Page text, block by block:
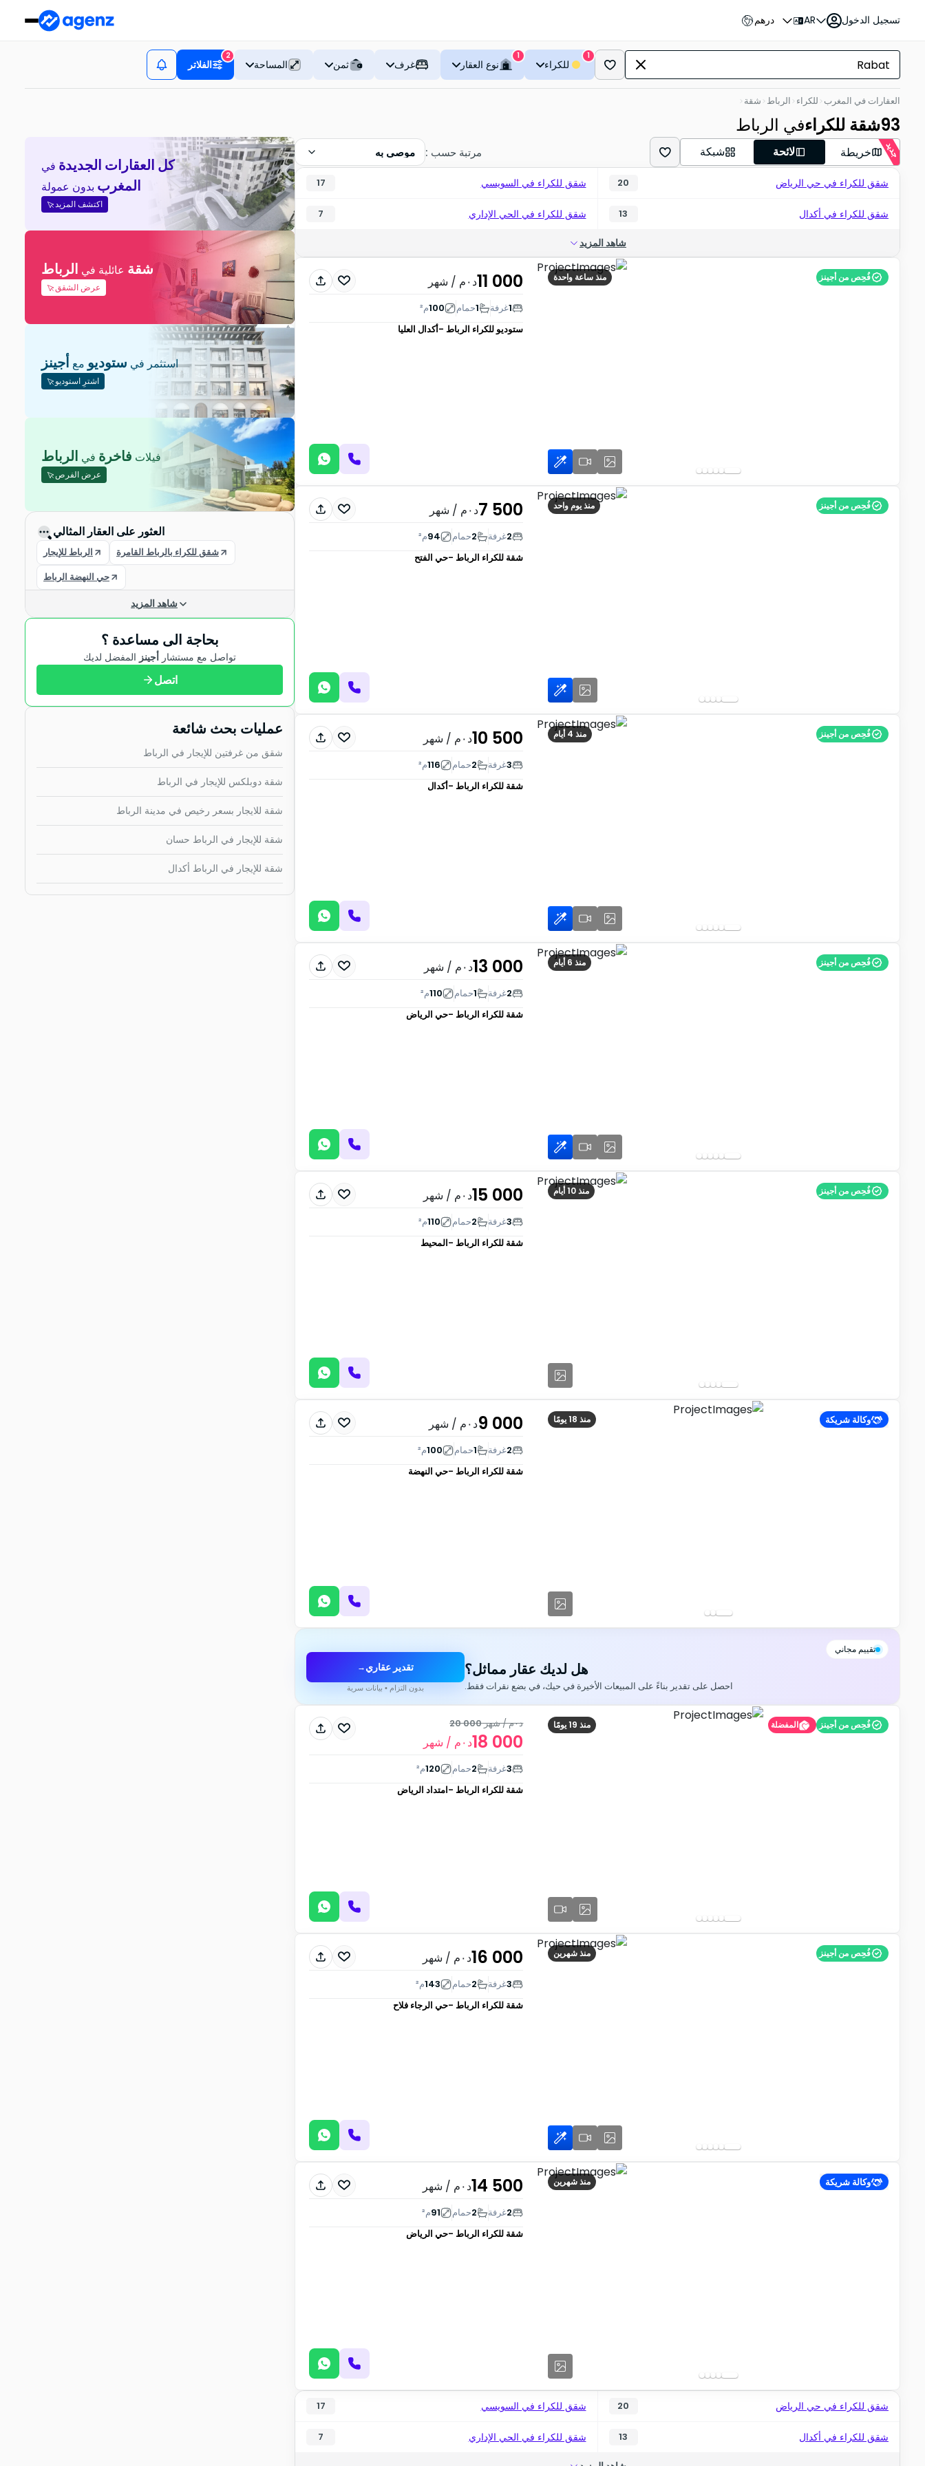
درهم AR تسجيل الدخول
للكراء
1
نوع العقار
1
غرف ثمن المساحة الفلاتر
2
العقارات في المغرب للكراء الرباط شقة
93شقة للكراءفي الرباط
جديد خريطة لائحة شبكة مرتبة حسب : موصى به
شقق للكراء في حي الرياض 20 شقق للكراء في السويسي 17
شقق للكراء في أكدال 13 شقق للكراء في الحي الإداري 7
شاهد المزيد
منذ ساعة واحدة فُحِص من أجينز 11 000د٠م / شهر
1غرفة 1حمام 100م²
ستوديو للكراء الرباط -أكدال العليا
منذ يوم واحد فُحِص من أجينز 7 500د٠م / شهر
2غرفة 2حمام 94م²
شقة للكراء الرباط -حي الفتح
منذ 4 أيام فُحِص من أجينز 10 500د٠م / شهر
3غرفة 2حمام 116م²
شقة للكراء الرباط -أكدال
منذ 6 أيام فُحِص من أجينز 13 000د٠م / شهر
2غرفة 1حمام 110م²
شقة للكراء الرباط -حي الرياض
منذ 10 أيام فُحِص من أجينز 15 000د٠م / شهر
3غرفة 2حمام 110م²
شقة للكراء الرباط -المحيط
منذ 18 يومًا وكالة شريكة 9 000د٠م / شهر
2غرفة 1حمام 100م²
شقة للكراء الرباط -حي النهضة
تقييم مجاني
هل لديك عقار مماثل؟
احصل على تقدير بناءً على المبيعات الأخيرة في حيك، في بضع نقرات فقط.
تقدير عقاري →
بدون التزام • بيانات سرية
منذ 19 يومًا فُحِص من أجينز المفضلة
18 000د٠م / شهر
20 000 د٠م / شهر
3غرفة 2حمام 120م²
شقة للكراء الرباط -امتداد الرياض
منذ شهرين فُحِص من أجينز 16 000د٠م / شهر
3غرفة 2حمام 143م²
شقة للكراء الرباط -حي الرجاء فلاح
منذ شهرين وكالة شريكة 14 500د٠م / شهر
2غرفة 2حمام 91م²
شقة للكراء الرباط -حي الرياض
شقق للكراء في حي الرياض 20 شقق للكراء في السويسي 17
شقق للكراء في أكدال 13 شقق للكراء في الحي الإداري 7
كل العقارات الجديدة في
المغرب بدون عمولة
اكتشف المزيد
شقة عائلية في الرباط
عرض الشقق
استثمر في ستوديو مع أجينز
اشترِ استوديو
فيلات فاخرة في الرباط
عرض الفرص
العثور على العقار المثالي
الرباط للإيجار
شقق للكراء بالرباط القامرة
حي النهضة الرباط
شاهد المزيد
بحاجة الى مساعدة ؟
تواصل مع مستشار أجينز المفضل لديك
اتصل
عمليات بحث شائعة
شقق من غرفتين للإيجار في الرباط
شقة دوبلكس للإيجار في الرباط
شقة للايجار بسعر رخيص في مدينة الرباط
شقة للإيجار في الرباط حسان
شقة للإيجار في الرباط أكدال